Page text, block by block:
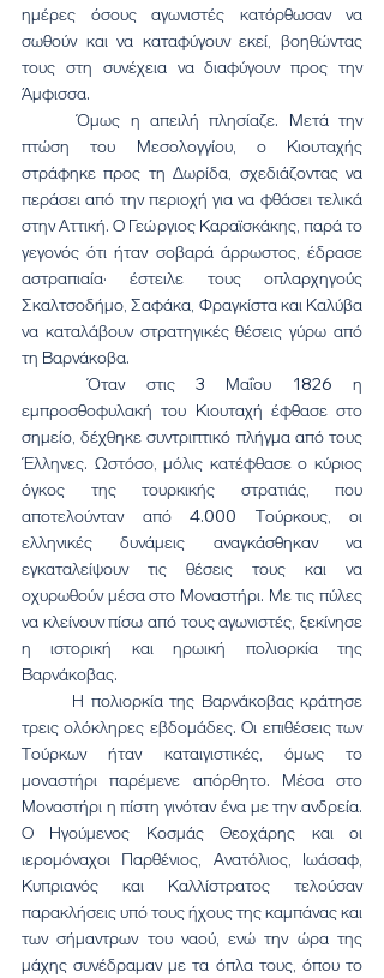
ημέρες όσους αγωνιστές κατόρθωσαν να
σωθούν και να καταφύγουν εκεί, βοηθώντας
τους στη συνέχεια να διαφύγουν προς την
Άμφισσα.
	Όμως η απειλή πλησίαζε. Μετά την
πτώση του Μεσολογγίου, ο Κιουταχής
στράφηκε προς τη Δωρίδα, σχεδιάζοντας να
περάσει από την περιοχή για να φθάσει τελικά
στην Αττική. Ο Γεώργιος Καραϊσκάκης, παρά το
γεγονός ότι ήταν σοβαρά άρρωστος, έδρασε
αστραπιαία· έστειλε τους οπλαρχηγούς
Σκαλτσοδήμο, Σαφάκα, Φραγκίστα και Καλύβα
να καταλάβουν στρατηγικές θέσεις γύρω από
τη Βαρνάκοβα.
	Όταν στις 3 Μαΐου 1826 η
εμπροσθοφυλακή του Κιουταχή έφθασε στο
σημείο, δέχθηκε συντριπτικό πλήγμα από τους
Έλληνες. Ωστόσο, μόλις κατέφθασε ο κύριος
όγκος της τουρκικής στρατιάς, που
αποτελούνταν από 4.000 Τούρκους, οι
ελληνικές δυνάμεις αναγκάσθηκαν να
εγκαταλείψουν τις θέσεις τους και να
οχυρωθούν μέσα στο Μοναστήρι. Με τις πύλες
να κλείνουν πίσω από τους αγωνιστές, ξεκίνησε
η ιστορική και ηρωική πολιορκία της
Βαρνάκοβας.
τρεις ολόκληρες εβδομάδες. Οι επιθέσεις των
Τούρκων ήταν καταιγιστικές, όμως το
μοναστήρι παρέμενε απόρθητο. Μέσα στο
Μοναστήρι η πίστη γινόταν ένα με την ανδρεία.
Ο Ηγούμενος Κοσμάς Θεοχάρης και οι
ιερομόναχοι Παρθένιος, Ανατόλιος, Ιωάσαφ,
Κυπριανός και Καλλίστρατος τελούσαν
παρακλήσεις υπό τους ήχους της καμπάνας και
των σήμαντρων του ναού, ενώ την ώρα της
μάχης συνέδραμαν με τα όπλα τους, όπου το